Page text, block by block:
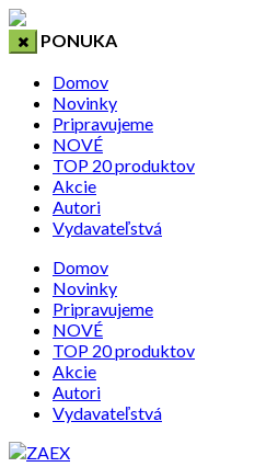
PONUKA
Domov
Novinky
Pripravujeme
NOVÉ
TOP 20 produktov
Akcie
Autori
Vydavateľstvá
Domov
Novinky
Pripravujeme
NOVÉ
TOP 20 produktov
Akcie
Autori
Vydavateľstvá